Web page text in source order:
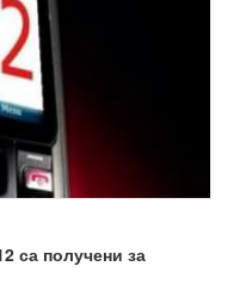
са получени за